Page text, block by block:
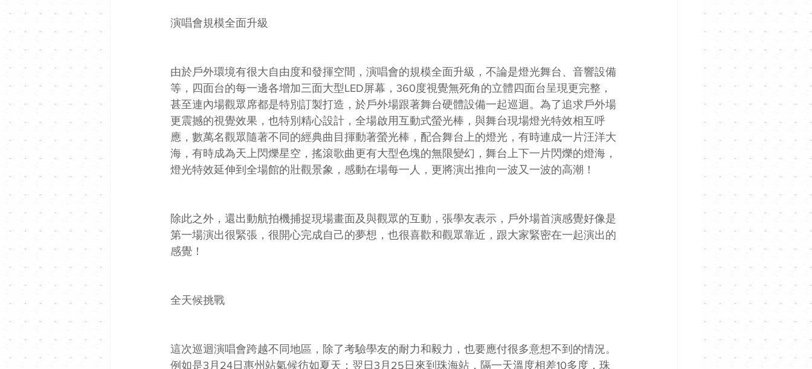
演唱會規模全面升級
由於戶外環境有很大自由度和發揮空間，演唱會的規模全面升級，不論是燈光舞台、音響設備
等，四面台的每一邊各增加三面大型LED屏幕，360度視覺無死角的立體四面台呈現更完整，
甚至連內場觀眾席都是特別訂製打造，於戶外場跟著舞台硬體設備一起巡迴。為了追求戶外場
更震撼的視覺效果，也特別精心設計，全場啟用互動式螢光棒，與舞台現場燈光特效相互呼
應，數萬名觀眾隨著不同的經典曲目揮動著螢光棒，配合舞台上的燈光，有時連成一片汪洋大
海，有時成為天上閃爍星空，搖滾歌曲更有大型色塊的無限變幻，舞台上下一片閃爍的燈海，
燈光特效延伸到全場館的壯觀景象，感動在場每一人，更將演出推向一波又一波的高潮！
除此之外，還出動航拍機捕捉現場畫面及與觀眾的互動，張學友表示，戶外場首演感覺好像是
第一場演出很緊張，很開心完成自己的夢想，也很喜歡和觀眾靠近，跟大家緊密在一起演出的
感覺！
全天候挑戰
這次巡迴演唱會跨越不同地區，除了考驗學友的耐力和毅力，也要應付很多意想不到的情況。
例如是3月24日惠州站氣候彷如夏天；翌日3月25日來到珠海站，隔一天溫度相差10多度，珠